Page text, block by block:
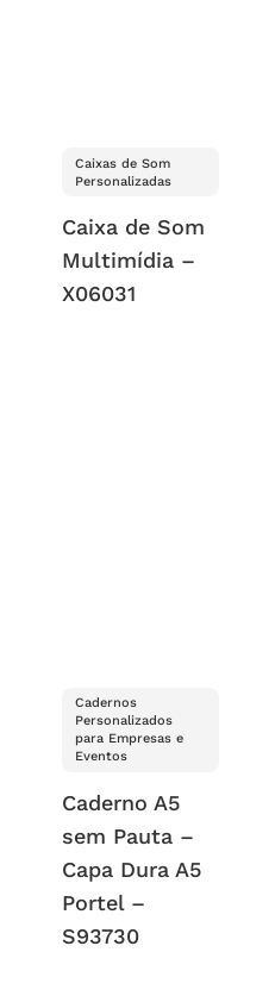
Caixas de Som
Personalizadas
Caixa de Som
Multimídia –
X06031
Cadernos
Personalizados
para Empresas e
Eventos
Caderno A5
sem Pauta –
Capa Dura A5
Portel –
S93730